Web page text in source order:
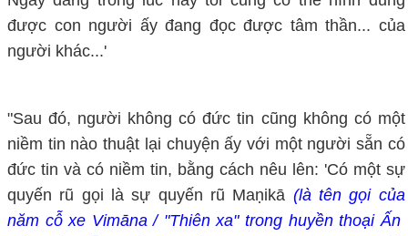
được con người ấy đang đọc được tâm thần... của
người khác...'
"Sau đó, người không có đức tin cũng không có một
niềm tin nào thuật lại chuyện ấy với một người sẵn có
đức tin và có niềm tin, bằng cách nêu lên: 'Có một sự
quyến rũ gọi là sự quyến rũ Maṇikā (là tên gọi của
năm cỗ xe Vimāna / "Thiên xa" trong huyền thoại Ấn